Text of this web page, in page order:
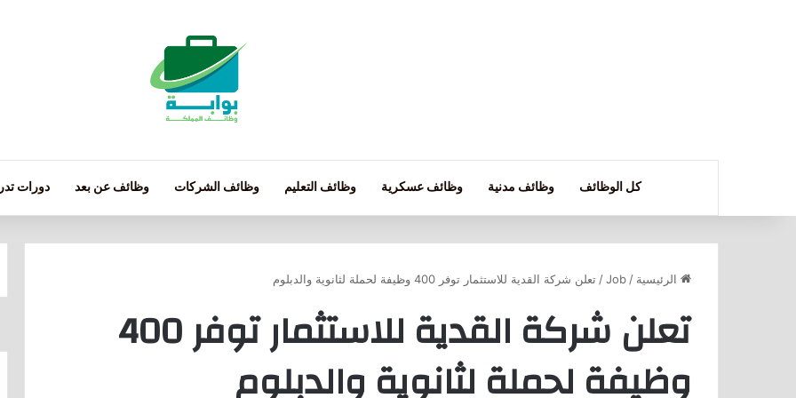
كل الوظائف وظائف مدنية وظائف عسكرية وظائف التعليم وظائف الشركات وظائف عن بعد دورات
الرئيسية /
Job
/ تعلن شركة القدية للاستثمار توفر 400 وظيفة لحملة لثانوية والدبلوم
تعلن شركة القدية للاستثمار توفر 400
وظيفة لحملة لثانوية والدبلوم